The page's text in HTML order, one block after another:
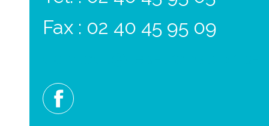
Fax : 02 40 45 95 09